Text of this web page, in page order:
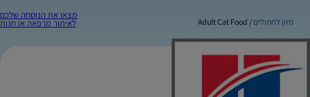
מצאו את הנוסחה שלכם
לאיתור מרפאה או חנות מזון לחתולים Adult Cat Food